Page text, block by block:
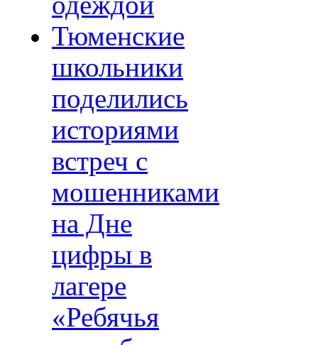
Тюменские
школьники
поделились
историями
встреч с
мошенниками
на Дне
цифры в
лагере
«Ребячья